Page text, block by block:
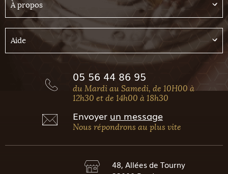
À propos
Aide
05 56 44 86 95
du Mardi au Samedi, de 10H00 à
12h30 et de 14h00 à 18h30
Envoyer un message
Nous répondrons au plus vite
48, Allées de Tourny